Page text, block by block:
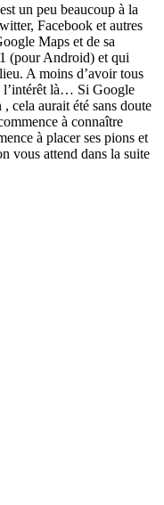
un peu beaucoup à la
Facebook et autres
Maps et de sa
(pour Android) et qui
A moins d’avoir tous
l’intérêt là… Si Google
cela aurait été sans doute
à connaître
à placer ses pions et
vous attend dans la suite